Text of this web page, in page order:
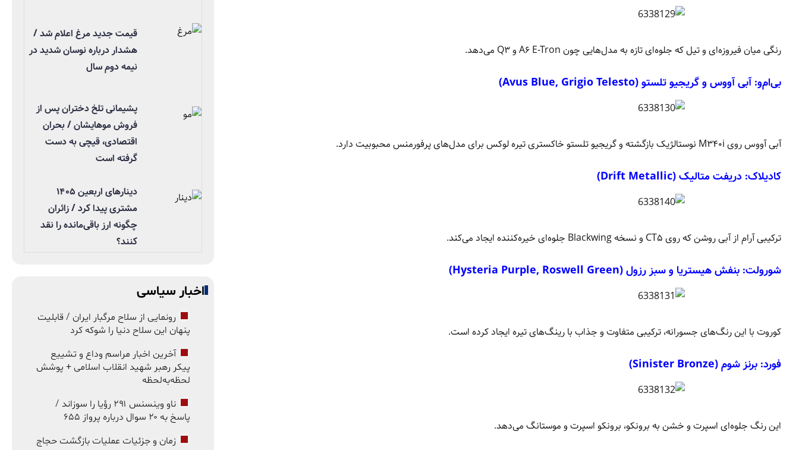
رنگی میان فیروزه‌ای و تیل که جلوه‌ای تازه به مدل‌هایی چون A۶ E-Tron و Q۳ می‌دهد.
بی‌ام‌و:آبی آووس و گریجیو تلستو (Avus Blue, Grigio Telesto)
آبی آووس روی M۳۴۰i نوستالژیک بازگشته و گریجیو تلستو خاکستری تیره لوکس برای مدل‌های پرفورمنس محبوبیت دارد.
کادیلاک: دریفت متالیک (Drift Metallic)
ترکیبی آرام از آبی روشن که روی CT۵ و نسخه Blackwing جلوه‌ای خیره‌کننده ایجاد می‌کند.
شورولت: بنفش هیستریا و سبز رزول (Hysteria Purple, Roswell Green)
کوروت با این رنگ‌های جسورانه، ترکیبی متفاوت و جذاب با رینگ‌های تیره ایجاد کرده است.
فورد: برنز شوم (Sinister Bronze)
این رنگ جلوه‌ای اسپرت و خشن به برونکو، برونکو اسپرت و موستانگ می‌دهد.
قیمت جدید مرغ اعلام شد /
هشدار درباره نوسان شدید در
نیمه دوم سال
پشیمانی تلخ دختران پس از
فروش موهایشان / بحران
اقتصادی، قیچی به دست
گرفته است
دینارهای اربعین ۱۴۰۵
مشتری پیدا کرد / زائران
چگونه ارز باقی‌مانده را نقد
کنند؟
اخبار سیاسی
رونمایی از سلاح مرگبار ایران / قابلیت
پنهان این سلاح دنیا را شوکه کرد
آخرین اخبار مراسم وداع و تشییع
پیکر رهبر شهید انقلاب اسلامی + پوشش
لحظه‌به‌لحظه
ناو وینسنس ۲۹۱ رؤیا را سوزاند /
پاسخ به ۲۰ سوال درباره پرواز ۶۵۵
زمان و جزئیات عملیات بازگشت حجاج